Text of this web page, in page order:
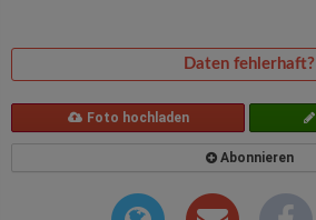
Daten fehlerhaft?
Foto hochladen
Abonnieren